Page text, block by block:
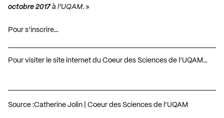
octobre 2017à l’UQAM. »
Pour s’inscrire…
Pour visiter le site internet du Coeur des Sciences de l’UQAM…
Source :Catherine Jolin | Coeur des Sciences de l’UQAM